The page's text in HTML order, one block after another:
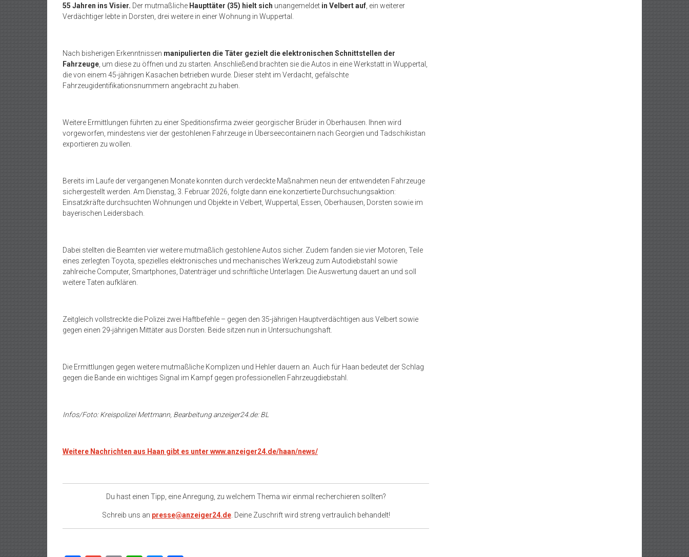
55 Jahren ins Visier. Der mutmaßliche Haupttäter (35) hielt sich unangemeldet in Velbert auf, ein weiterer
Verdächtiger lebte in Dorsten, drei weitere in einer Wohnung in Wuppertal.
Nach bisherigen Erkenntnissen manipulierten die Täter gezielt die elektronischen Schnittstellen der
Fahrzeuge, um diese zu öffnen und zu starten. Anschließend brachten sie die Autos in eine Werkstatt in Wuppertal,
die von einem 45-jährigen Kasachen betrieben wurde. Dieser steht im Verdacht, gefälschte
Fahrzeugidentifikationsnummern angebracht zu haben.
Weitere Ermittlungen führten zu einer Speditionsfirma zweier georgischer Brüder in Oberhausen. Ihnen wird
vorgeworfen, mindestens vier der gestohlenen Fahrzeuge in Überseecontainern nach Georgien und Tadschikistan
exportieren zu wollen.
Bereits im Laufe der vergangenen Monate konnten durch verdeckte Maßnahmen neun der entwendeten Fahrzeuge
sichergestellt werden. Am Dienstag, 3. Februar 2026, folgte dann eine konzertierte Durchsuchungsaktion:
Einsatzkräfte durchsuchten Wohnungen und Objekte in Velbert, Wuppertal, Essen, Oberhausen, Dorsten sowie im
bayerischen Leidersbach.
Dabei stellten die Beamten vier weitere mutmaßlich gestohlene Autos sicher. Zudem fanden sie vier Motoren, Teile
eines zerlegten Toyota, spezielles elektronisches und mechanisches Werkzeug zum Autodiebstahl sowie
zahlreiche Computer, Smartphones, Datenträger und schriftliche Unterlagen. Die Auswertung dauert an und soll
weitere Taten aufklären.
Zeitgleich vollstreckte die Polizei zwei Haftbefehle – gegen den 35-jährigen Hauptverdächtigen aus Velbert sowie
gegen einen 29-jährigen Mittäter aus Dorsten. Beide sitzen nun in Untersuchungshaft.
Die Ermittlungen gegen weitere mutmaßliche Komplizen und Hehler dauern an. Auch für Haan bedeutet der Schlag
gegen die Bande ein wichtiges Signal im Kampf gegen professionellen Fahrzeugdiebstahl.
Infos/Foto: Kreispolizei Mettmann, Bearbeitung anzeiger24.de: BL
Weitere Nachrichten aus Haan gibt es unter www.anzeiger24.de/haan/news/
Du hast einen Tipp, eine Anregung, zu welchem Thema wir einmal recherchieren sollten?
Schreib uns an presse@anzeiger24.de. Deine Zuschrift wird streng vertraulich behandelt!